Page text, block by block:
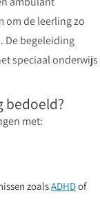
om de leerling zo
De begeleiding
speciaal onderwijs
bedoeld?
met:
zoalsADHDof